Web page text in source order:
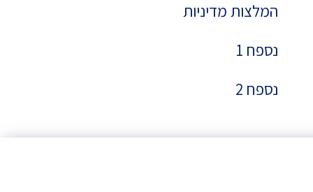
המלצות מדיניות
נספח 1
נספח 2